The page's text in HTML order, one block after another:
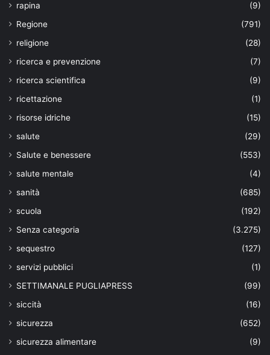
rapina
(9)
Regione
(791)
religione
(28)
ricerca e prevenzione
(7)
ricerca scientifica
(9)
ricettazione
(1)
risorse idriche
(15)
salute
(29)
Salute e benessere
(553)
salute mentale
(4)
sanità
(685)
scuola
(192)
Senza categoria
(3.275)
sequestro
(127)
servizi pubblici
(1)
SETTIMANALE PUGLIAPRESS
(99)
siccità
(16)
sicurezza
(652)
sicurezza alimentare
(9)